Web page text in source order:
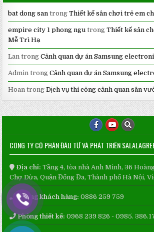
bat dong san trongThiết kế sân chơi trẻ em
empire city 1 phong ngu trongThiết kế sân
Mễ Trì Hạ
Lan trongCảnh quan dự án Samsung
Admin trongCảnh quan dự án Samsung
Hoan trongDịch vụ thi công cảnh quan sân
CÔNG TY CỔ PHẦN ĐẦU TƯ VÀ PHÁT TRIỂN
Địa chỉ: Tầng 4, tòa nhà Anh Minh, 36
Chợ Dừa, Quận Đống Đa, Thành phố Hà Nội,
Phòng khách hàng: 0886 259 759
Phòng thiết kế: 0968 239 826 - 0985.